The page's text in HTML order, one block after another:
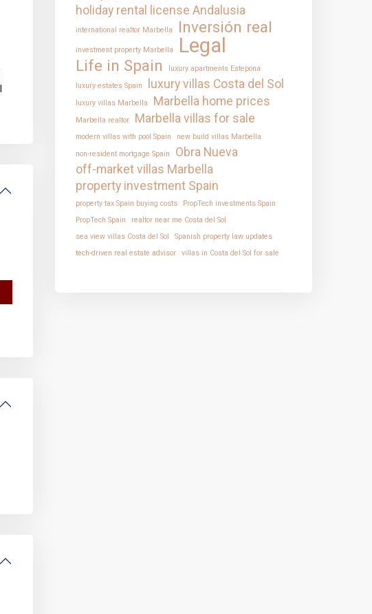
holiday rental license Andalusia
international realtor Marbella Inversión real
investment property Marbella Legal
Life in Spain
luxury apartments Estepona
luxury estates Spain
luxury villas Costa del Sol
luxury villas Marbella Marbella home prices
Marbella realtor Marbella villas for sale
modern villas with pool Spain
new build villas Marbella
non-resident mortgage Spain
Obra Nueva
off-market villas Marbella
property investment Spain
property tax Spain buying costs
PropTech investments Spain
PropTech Spain
realtor near me Costa del Sol
sea view villas Costa del Sol
Spanish property law updates
tech-driven real estate advisor
villas in Costa del Sol for sale